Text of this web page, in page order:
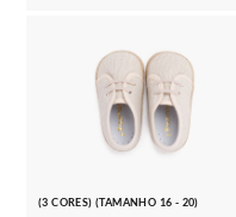
(3 CORES) (TAMANHO 16 - 20)